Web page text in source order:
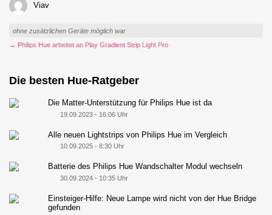
Viav
ohne zusätzlichen Geräte möglich war
→ Philips Hue arbeitet an Play Gradient Strip Light Pro
Die besten Hue-Ratgeber
Die Matter-Unterstützung für Philips Hue ist da
19.09.2023 - 16:06 Uhr
Alle neuen Lightstrips von Philips Hue im Vergleich
10.09.2025 - 8:30 Uhr
Batterie des Philips Hue Wandschalter Modul wechseln
30.09.2024 - 10:35 Uhr
Einsteiger-Hilfe: Neue Lampe wird nicht von der Hue Bridge
gefunden